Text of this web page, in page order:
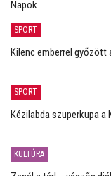
Napok
SPORT
Kilenc emberrel győzött
SPORT
Kézilabda szuperkupa a
KULTÚRA